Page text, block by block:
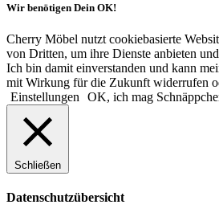
Wir benötigen Dein OK!
Cherry Möbel nutzt cookiebasierte
von Dritten, um ihre Dienste anbieten
Ich bin damit einverstanden und kann
mit Wirkung für die Zukunft widerrufen
Einstellungen
OK, ich mag
Schließen
Datenschutzübersicht